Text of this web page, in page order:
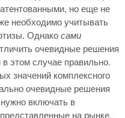
но еще не
необходимо учитывать
Однакосами
очевидные решения
этом случае правильно.
значений комплексного
очевидные решения
включать в
на рынке,